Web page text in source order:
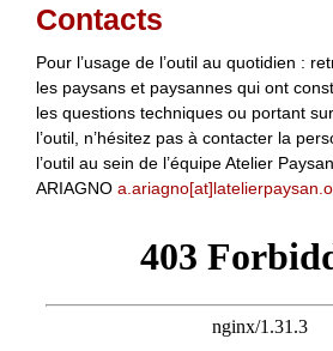
Contacts
Pour l’usage de l’outil au quotidien :
les paysans et paysannes qui ont
les questions techniques ou portant
l’outil, n’hésitez pas à contacter la
l’outil au sein de l’équipe Atelier
ARIAGNO